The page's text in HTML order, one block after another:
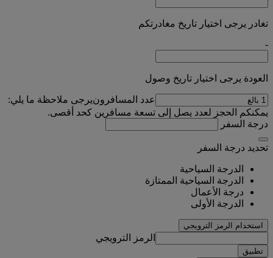
تغادر يرجى اختيار تاريخ مغادرتكم
-
العودة يرجى اختيار تاريخ وصول
عدد المسافرونيرجى ملاحظة ما يلي:
يمكنكم الحجز لعدد يصل إلى تسعة مسافرين كحد أقصى.
درجة السفر
تحديد درجة السفر
الدرجة السياحية
الدرجة السياحية الممتازة
درجة الأعمال
الدرجة الأولى
استخدام الرمز الترويجي
الرمز الترويجي
تطبيق